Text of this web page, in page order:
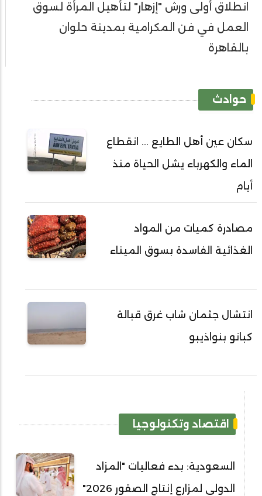
انطلاق أولى ورش "إزهار" لتأهيل المرأة لسوق
العمل في فن المكرامية بمدينة حلوان
بالقاهرة
حوادث
سكان عين أهل الطايع ... انقطاع
الماء والكهرباء يشل الحياة منذ
أيام
مصادرة كميات من المواد
الغذائية الفاسدة بسوق الميناء
انتشال جثمان شاب غرق قبالة
كبانو بنواذيبو
اقتصاد وتكنولوجيا
السعودية: بدء فعاليات "المزاد
الدولي لمزارع إنتاج الصقور 2026"